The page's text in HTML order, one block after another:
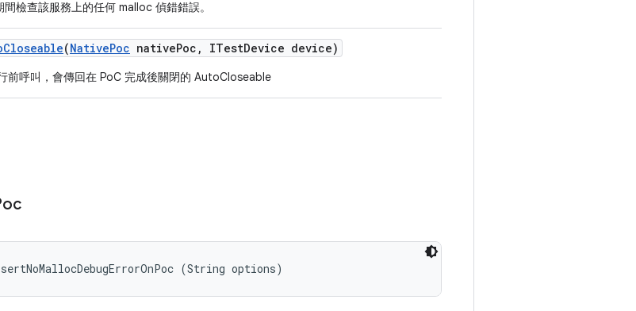
間檢查該服務上的任何 malloc 偵錯錯誤。
Closeable(NativePoc nativePoc , ITestDevice device)
前呼叫，會傳回在 PoC 完成後關閉的 AutoCloseable
(String options)